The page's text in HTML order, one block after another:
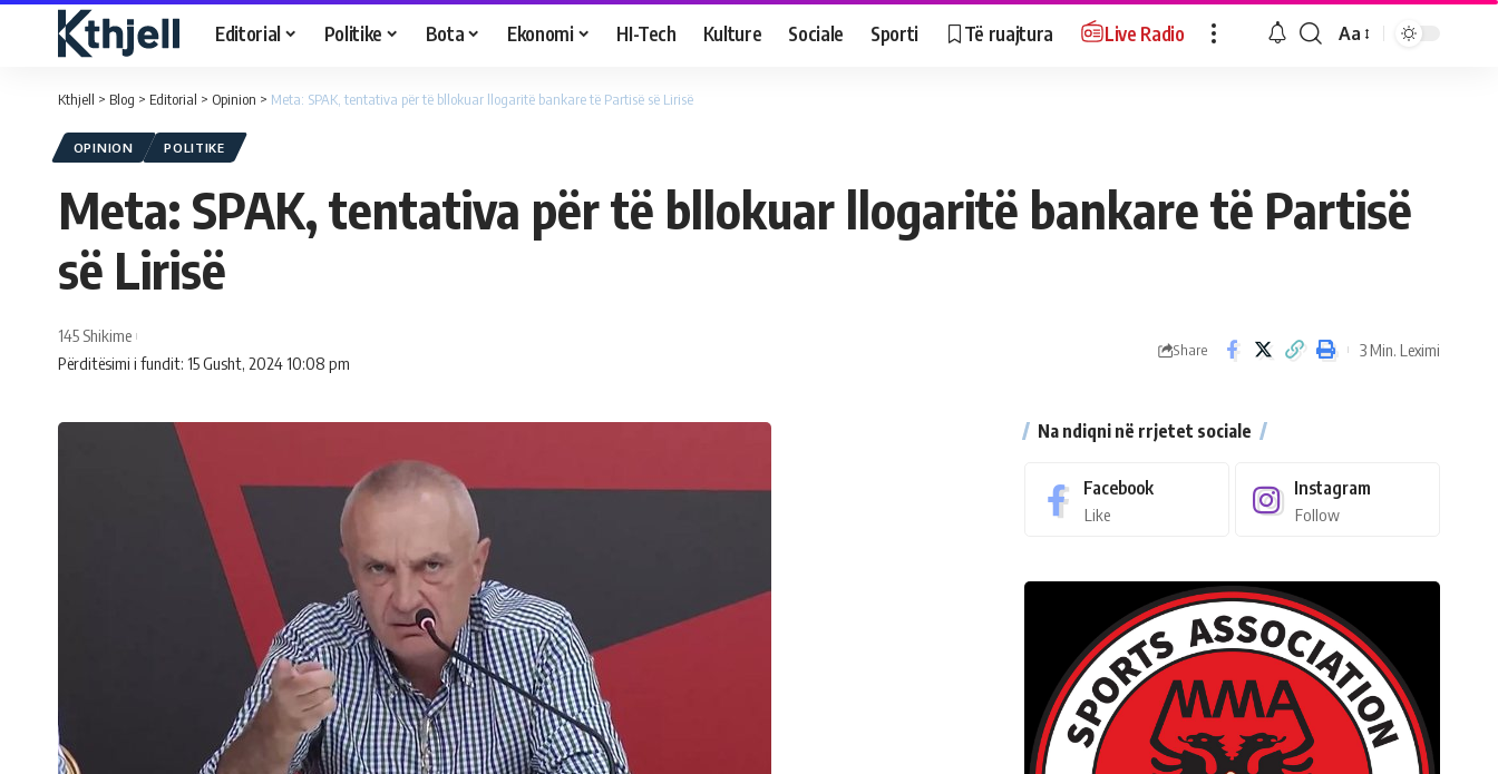
Editorial Politike Bota Ekonomi HI-Tech Kulture Sociale Sporti Të ruajtura Live Radio Aa
Kthjell > Blog > Editorial > Opinion > Meta: SPAK, tentativa për të bllokuar llogaritë bankare të Partisë së Lirisë
OPINION POLITIKE
Meta: SPAK, tentativa për të bllokuar llogaritë bankare të Partisë
së Lirisë
Përditësimi i fundit: 15 Gusht, 2024 10:08 pm
145 Shikime
Share 3 Min. Leximi
Na ndiqni në rrjetet sociale
Facebook
Like
Instagram
Follow